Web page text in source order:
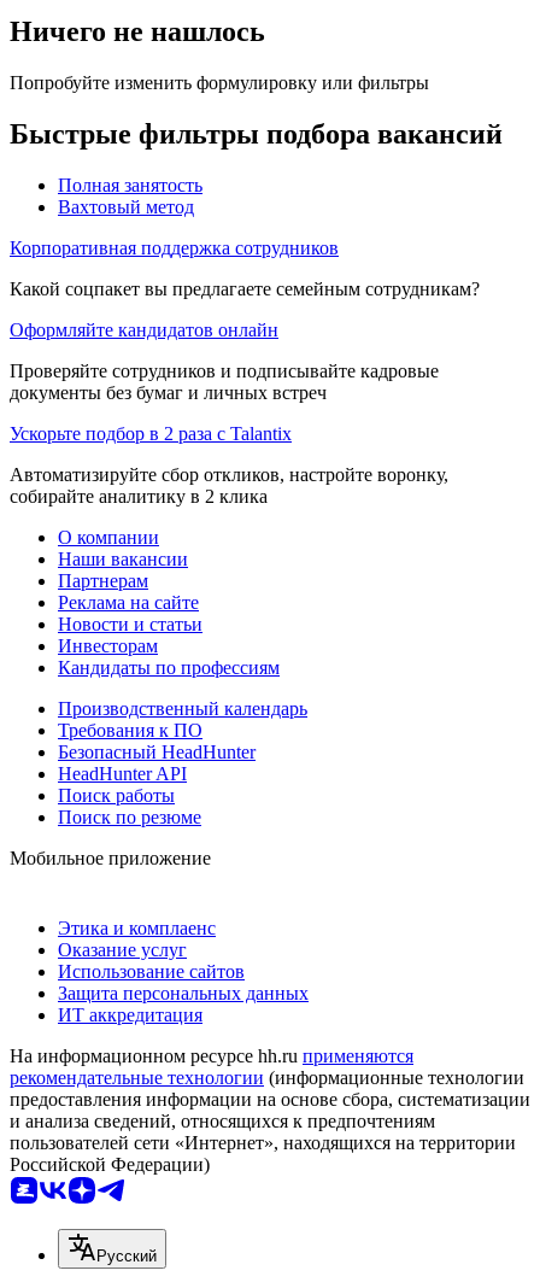
Ничего не нашлось
Попробуйте изменить формулировку или фильтры
Быстрые фильтры подбора вакансий
Полная занятость
Вахтовый метод
Корпоративная поддержка сотрудников
Какой соцпакет вы предлагаете семейным сотрудникам?
Оформляйте кандидатов онлайн
Проверяйте сотрудников и подписывайте кадровые
документы без бумаг и личных встреч
Ускорьте подбор в 2 раза с Talantix
Автоматизируйте сбор откликов, настройте воронку,
собирайте аналитику в 2 клика
О компании
Наши вакансии
Партнерам
Реклама на сайте
Новости и статьи
Инвесторам
Кандидаты по профессиям
Производственный календарь
Требования к ПО
Безопасный HeadHunter
HeadHunter API
Поиск работы
Поиск по резюме
Мобильное приложение
Этика и комплаенс
Оказание услуг
Использование сайтов
Защита персональных данных
ИТ аккредитация
На информационном ресурсе hh.ru применяются
рекомендательные технологии (информационные технологии
предоставления информации на основе сбора, систематизации
и анализа сведений, относящихся к предпочтениям
пользователей сети «Интернет», находящихся на территории
Российской Федерации)
Русский